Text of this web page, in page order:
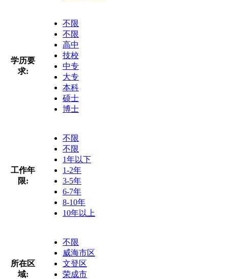
学历要
求:
不限
不限
高中
技校
中专
大专
本科
硕士
博士
工作年
限:
不限
不限
1年以下
1-2年
3-5年
6-7年
8-10年
10年以上
所在区
域:
不限
威海市区
文登区
荣成市